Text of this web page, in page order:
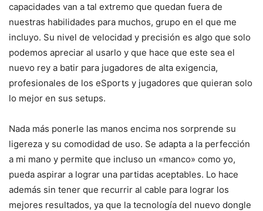
capacidades van a tal extremo que quedan fuera de
nuestras habilidades para muchos, grupo en el que me
incluyo. Su nivel de velocidad y precisión es algo que solo
podemos apreciar al usarlo y que hace que este sea el
nuevo rey a batir para jugadores de alta exigencia,
profesionales de los eSports y jugadores que quieran solo
lo mejor en sus setups.
Nada más ponerle las manos encima nos sorprende su
ligereza y su comodidad de uso. Se adapta a la perfección
a mi mano y permite que incluso un «manco» como yo,
pueda aspirar a lograr una partidas aceptables. Lo hace
además sin tener que recurrir al cable para lograr los
mejores resultados, ya que la tecnología del nuevo dongle